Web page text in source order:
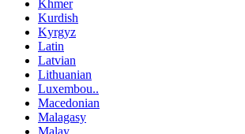
Khmer
Kurdish
Kyrgyz
Latin
Latvian
Lithuanian
Luxembou..
Macedonian
Malagasy
Malay